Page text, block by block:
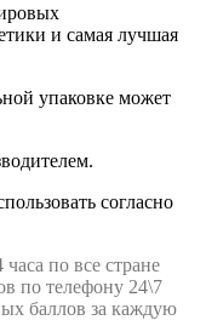
и самая лучшая
упаковке может
согласно
часа по все стране
по телефону 24\7
баллов за каждую